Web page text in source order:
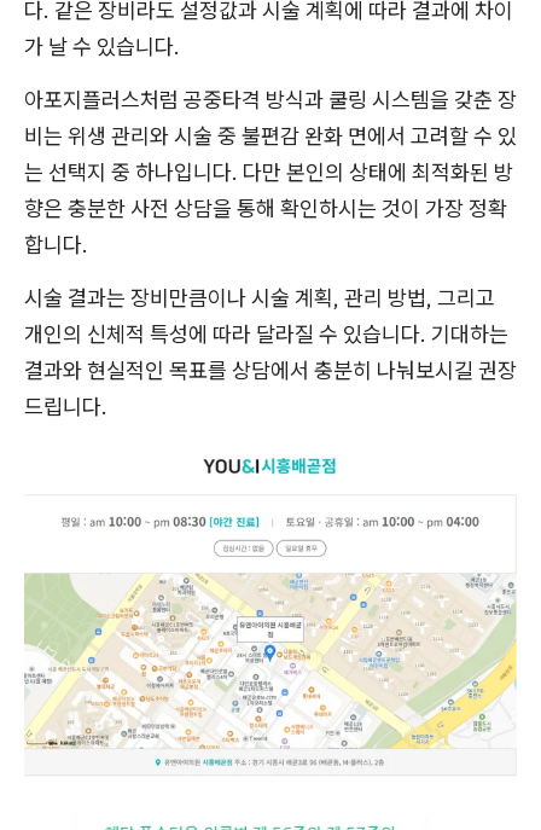
다. 같은 장비라도 설정값과 시술 계획에 따라 결과에 차이
가 날 수 있습니다.
아포지플러스처럼 공중타격 방식과 쿨링 시스템을 갖춘 장
비는 위생 관리와 시술 중 불편감 완화 면에서 고려할 수 있
는 선택지 중 하나입니다. 다만 본인의 상태에 최적화된 방
향은 충분한 사전 상담을 통해 확인하시는 것이 가장 정확
합니다.
시술 결과는 장비만큼이나 시술 계획, 관리 방법, 그리고
개인의 신체적 특성에 따라 달라질 수 있습니다. 기대하는
결과와 현실적인 목표를 상담에서 충분히 나눠보시길 권장
드립니다.